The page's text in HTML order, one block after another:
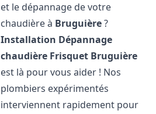
et le dépannage de votre
chaudière à Bruguière?
Installation Dépannage
chaudière Frisquet Bruguière
est là pour vous aider ! Nos
plombiers expérimentés
interviennent rapidement pour